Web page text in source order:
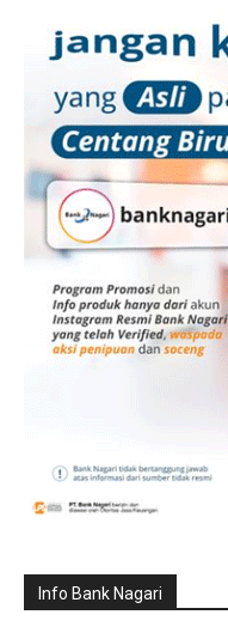
Info Bank Nagari